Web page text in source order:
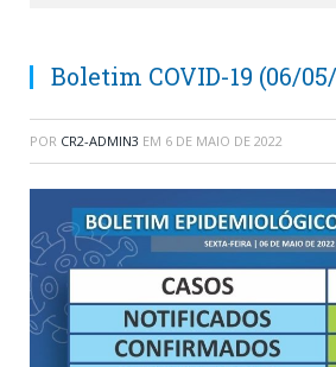
Boletim COVID-19 (06/
POR CR2-ADMIN3 EM 6 DE MAIO DE 2022